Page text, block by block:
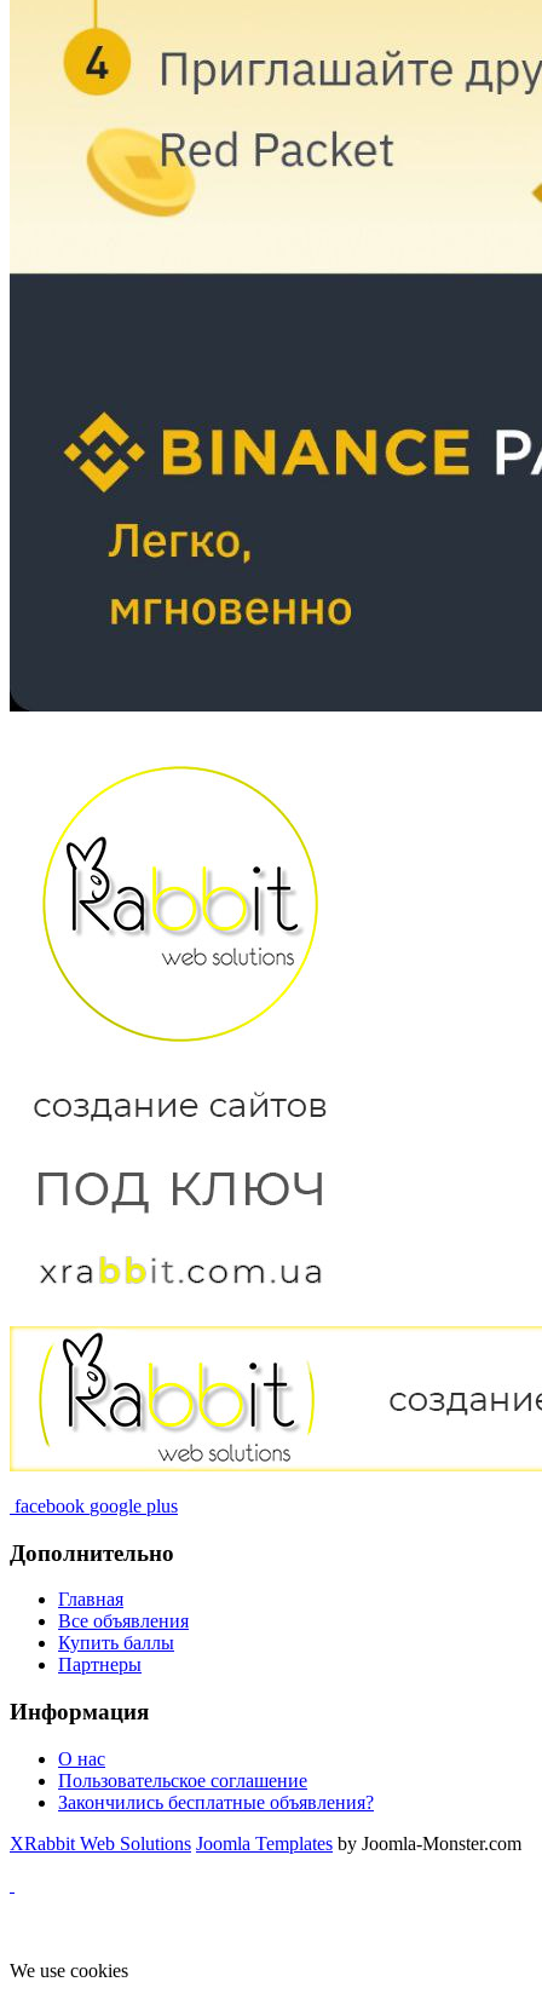
facebook google plus
Дополнительно
Главная
Все объявления
Купить баллы
Партнеры
Информация
О нас
Пользовательское соглашение
Закончились бесплатные объявления?
XRabbit Web Solutions Joomla Templates by Joomla-Monster.com
We use cookies